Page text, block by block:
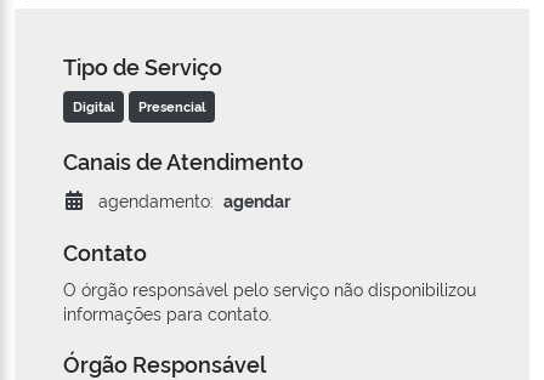
Tipo de Serviço
Digital Presencial
Canais de Atendimento
agendamento: agendar
Contato
O órgão responsável pelo serviço não disponibilizou
informações para contato.
Órgão Responsável